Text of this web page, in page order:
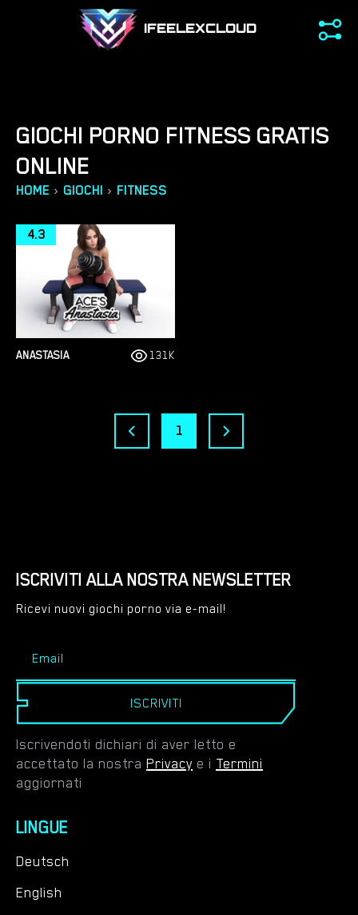
IFEELEXCLOUD
GIOCHI PORNO FITNESS GRATIS
ONLINE
HOME › GIOCHI › FITNESS
ANASTASIA
4.3
131K
1
ISCRIVITI ALLA NOSTRA NEWSLETTER
Ricevi nuovi giochi porno via e-mail!
ISCRIVITI
Iscrivendoti dichiari di aver letto e
accettato la nostra Privacy e i Termini
aggiornati
LINGUE
Deutsch
English